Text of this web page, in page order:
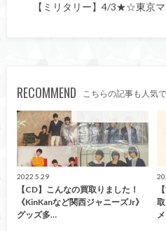
【ミリタリー】4/3★☆東京
RECOMMEND こちらの記事も人気で
2022.5.29
【CD】こんなの買取りました！
《KinKanなど関西ジャニーズJr》
グッズ多…